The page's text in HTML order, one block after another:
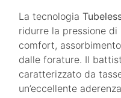
La tecnologia
ridurre la pressione
comfort,
dalle forature. Il
caratterizzato da
un’eccellente